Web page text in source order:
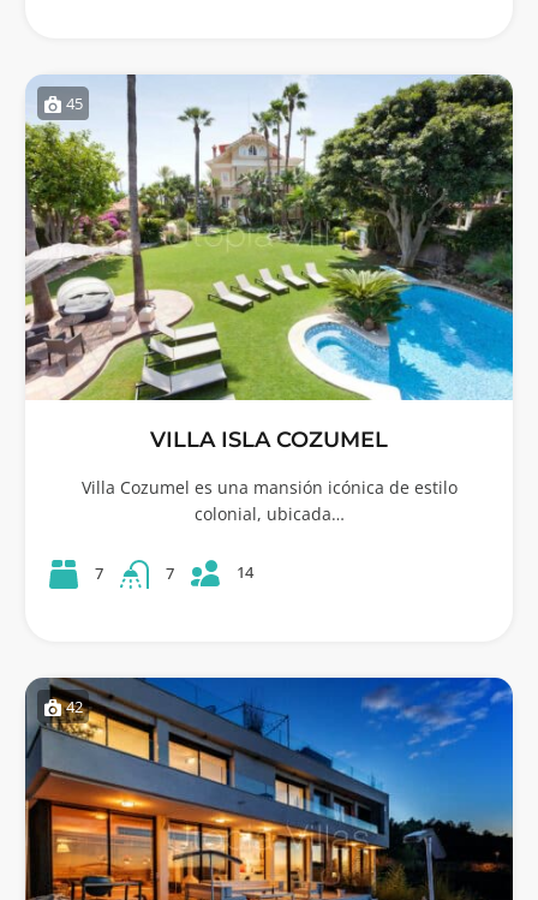
45
VILLA ISLA COZUMEL
Villa Cozumel es una mansión icónica de estilo
colonial, ubicada…
7 7 14
42